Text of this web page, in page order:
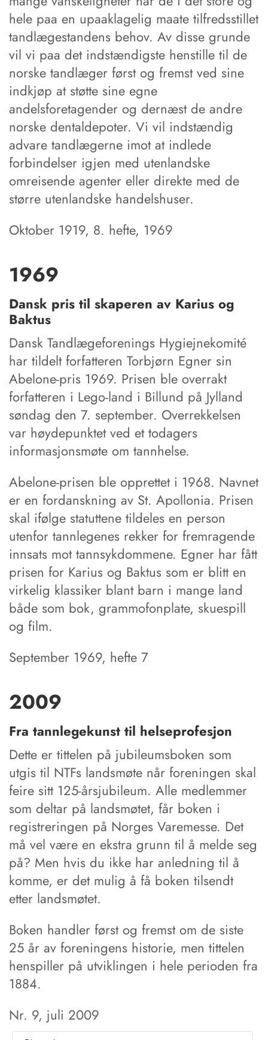
hele paa en upaaklagelig maate tilfredsstillet
tandlægestandens behov. Av disse grunde
vil vi paa det indstændigste henstille til de
norske tandlæger først og fremst ved sine
indkjøp at støtte sine egne
andelsforetagender og dernæst de andre
norske dentaldepoter. Vi vil indstændig
advare tandlægerne imot at indlede
forbindelser igjen med utenlandske
omreisende agenter eller direkte med de
større utenlandske handelshuser.
Oktober 1919, 8. hefte, 1969
1969
Dansk pris til skaperen av Karius og
Baktus
Dansk Tandlægeforenings Hygiejnekomité
har tildelt forfatteren Torbjørn Egner sin
Abelone-pris 1969. Prisen ble overrakt
forfatteren i Lego-land i Billund på Jylland
søndag den 7. september. Overrekkelsen
var høydepunktet ved et todagers
informasjonsmøte om tannhelse.
Abelone-prisen ble opprettet i 1968. Navnet
er en fordanskning av St. Apollonia. Prisen
skal ifølge statuttene tildeles en person
utenfor tannlegenes rekker for fremragende
innsats mot tannsykdommene. Egner har fått
prisen for Karius og Baktus som er blitt en
virkelig klassiker blant barn i mange land
både som bok, grammofonplate, skuespill
og film.
September 1969, hefte 7
2009
Fra tannlegekunst til helseprofesjon
Dette er tittelen på jubileumsboken som
utgis til NTFs landsmøte når foreningen skal
feire sitt 125-årsjubileum. Alle medlemmer
som deltar på landsmøtet, får boken i
registreringen på Norges Varemesse. Det
må vel være en ekstra grunn til å melde seg
på? Men hvis du ikke har anledning til å
komme, er det mulig å få boken tilsendt
etter landsmøtet.
Boken handler først og fremst om de siste
25 år av foreningens historie, men tittelen
henspiller på utviklingen i hele perioden fra
1884.
Nr. 9, juli 2009